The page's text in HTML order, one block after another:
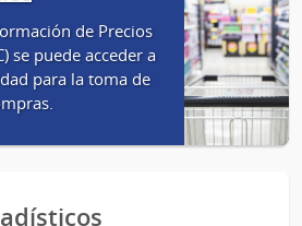
de Precios
se puede acceder a
para la toma de